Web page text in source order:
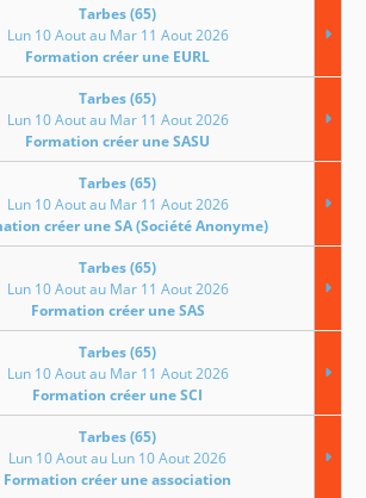
Tarbes (65)
Lun 10 Aout au Mar 11 Aout 2026
Formation créer une EURL
Tarbes (65)
Lun 10 Aout au Mar 11 Aout 2026
Formation créer une SASU
Tarbes (65)
Lun 10 Aout au Mar 11 Aout 2026
créer une SA (Société Anonyme)
Tarbes (65)
Lun 10 Aout au Mar 11 Aout 2026
Formation créer une SAS
Tarbes (65)
Lun 10 Aout au Mar 11 Aout 2026
Formation créer une SCI
Tarbes (65)
Lun 10 Aout au Lun 10 Aout 2026
Formation créer une association